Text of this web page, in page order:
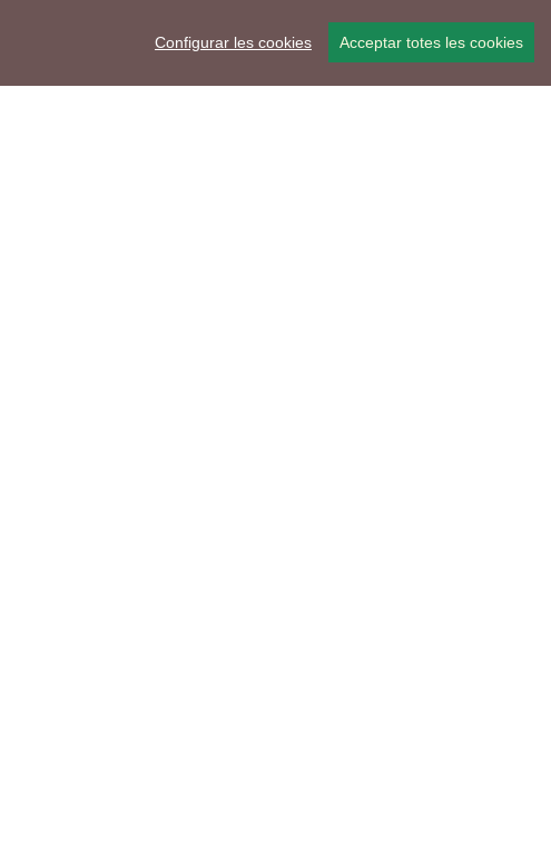
Configurar les cookies Acceptar totes les cookies